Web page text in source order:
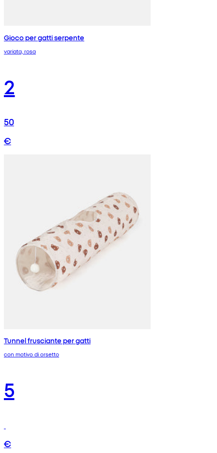
Gioco per gatti serpente
variata, rosa
2
50
€
Tunnel frusciante per gatti
con motivo di orsetto
5
€